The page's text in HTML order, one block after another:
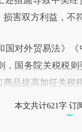
害双方利益，不
对外贸易法》《
，国务院关税税
品提高加征关税
本文共计621字 订